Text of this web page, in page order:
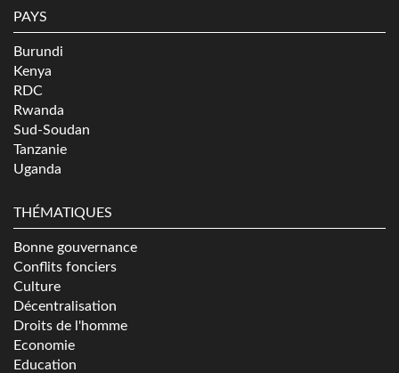
PAYS
Burundi
Kenya
RDC
Rwanda
Sud-Soudan
Tanzanie
Uganda
THÉMATIQUES
Bonne gouvernance
Conflits fonciers
Culture
Décentralisation
Droits de l'homme
Economie
Education